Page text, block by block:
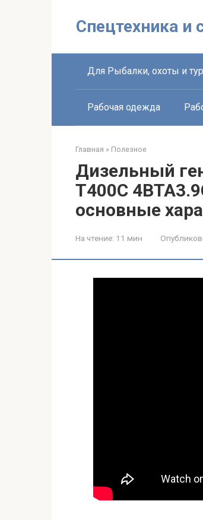
Спецтехника и
Для Рыбалки, охоты и
Рабочая одежда
Главная » Полезное
Дизельный
T400C
основные
На чтение: 11 мин